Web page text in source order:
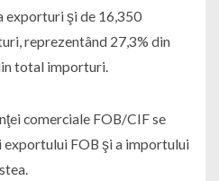
exporturi şi de 16,350
reprezentând 27,3% din
total importuri.
comerciale FOB/CIF se
exportului FOB şi a importului